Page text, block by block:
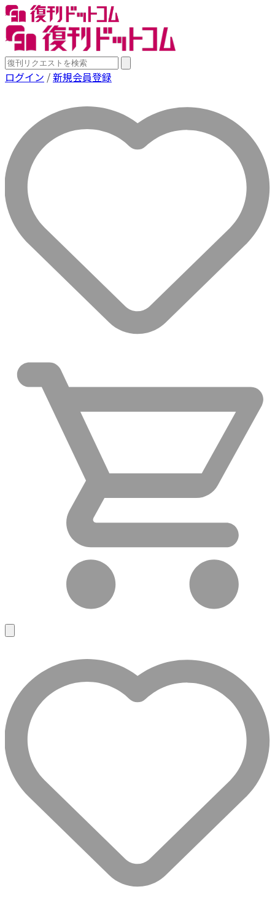
ログイン /新規会員登録